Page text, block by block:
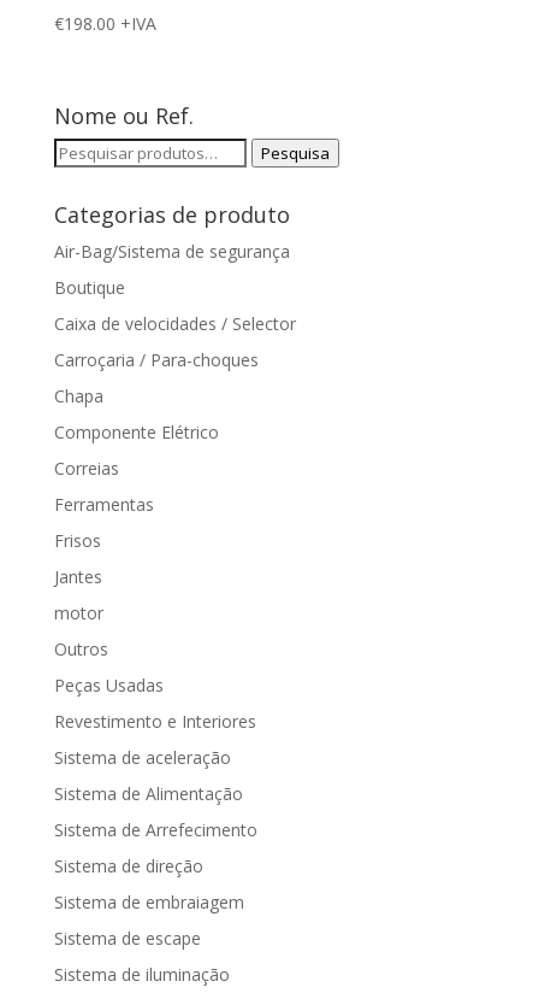
€198.00 +IVA
Nome ou Ref.
Pesquisar
Pesquisa
Categorias de produto
Air-Bag/Sistema de segurança
Boutique
Caixa de velocidades / Selector
Carroçaria / Para-choques
Chapa
Componente Elétrico
Correias
Ferramentas
Frisos
Jantes
motor
Outros
Peças Usadas
Revestimento e Interiores
Sistema de aceleração
Sistema de Alimentação
Sistema de Arrefecimento
Sistema de direção
Sistema de embraiagem
Sistema de escape
Sistema de iluminação